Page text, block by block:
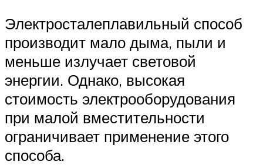
Электросталеплавильный способ
производит мало дыма, пыли и
меньше излучает световой
энергии. Однако, высокая
стоимость электрооборудования
при малой вместительности
ограничивает применение этого
способа.